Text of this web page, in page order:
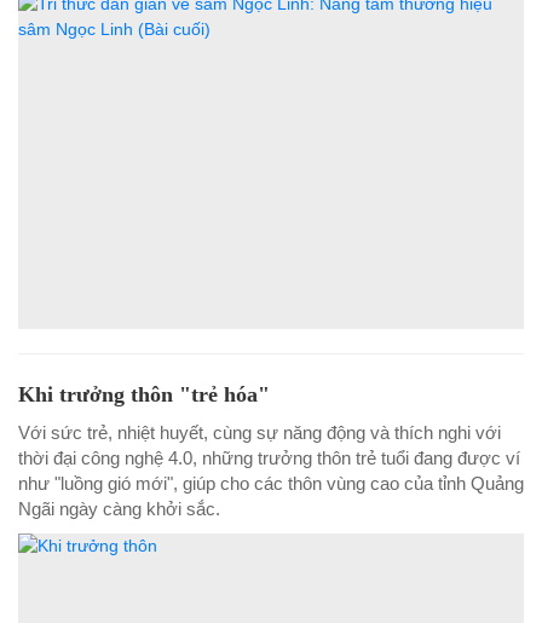
Khi trưởng thôn "trẻ hóa"
Với sức trẻ, nhiệt huyết, cùng sự năng động và thích nghi với
thời đại công nghệ 4.0, những trưởng thôn trẻ tuổi đang được ví
như "luồng gió mới", giúp cho các thôn vùng cao của tỉnh Quảng
Ngãi ngày càng khởi sắc.